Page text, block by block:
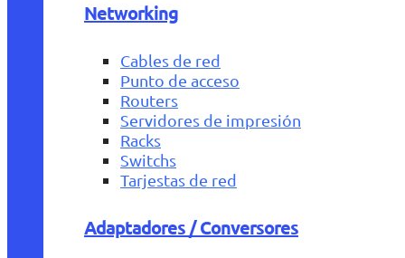
Networking
Cables de red
Punto de acceso
Routers
Servidores de impresión
Racks
Switchs
Tarjestas de red
Adaptadores / Conversores